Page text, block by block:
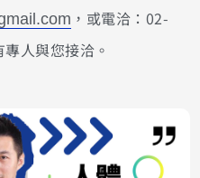
，或電洽：02-
人與您接洽。